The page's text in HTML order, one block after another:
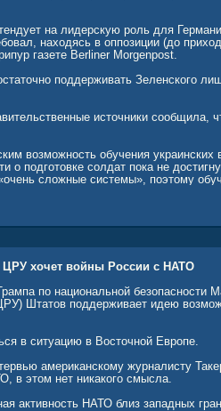
на лидерскую роль для
находясь в оппозиции (до
газете Berliner Morgenpost.
поддерживать Зеленского
источники сообщила,
возможность обучения
о подготовке солдат пока не
сложные системы», поэтому
конфликте нанесет ущерб
мешают урегулированию,
для России. В Кремле заявляли, что
и будет иметь негативный эффект.
ЦРУ хочет войны России с НАТО
по национальной безопасности
Штатов поддерживает идею
в ситуацию в Восточной Европе.
американскому журналисту
в этом нет никакого смысла.
активность НАТО близ западных